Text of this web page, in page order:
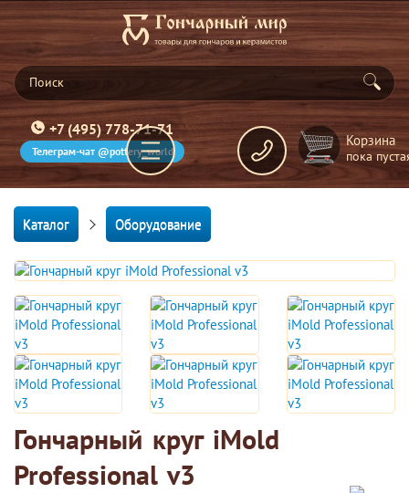
+7 (495) 778-71-71
Телеграм-чат @pottery_world
Корзина
пока
Каталог Оборудование
Гончарный круг iMold
Professional v3